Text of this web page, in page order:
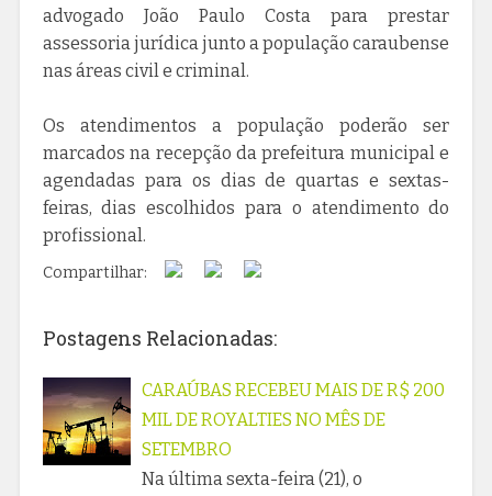
advogado João Paulo Costa para prestar
assessoria jurídica junto a população caraubense
nas áreas civil e criminal.
Os atendimentos a população poderão ser
marcados na recepção da prefeitura municipal e
agendadas para os dias de quartas e sextas-
feiras, dias escolhidos para o atendimento do
profissional.
Compartilhar:
Postagens Relacionadas:
CARAÚBAS RECEBEU MAIS DE R$ 200
MIL DE ROYALTIES NO MÊS DE
SETEMBRO
Na última sexta-feira (21), o